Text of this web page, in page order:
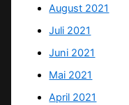
August 2021
Juli 2021
Juni 2021
Mai 2021
April 2021